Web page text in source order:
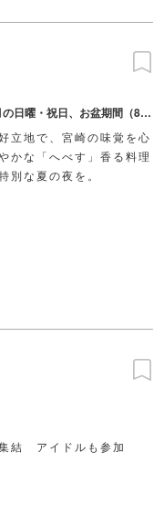
2026/06/01(月) ～ 08/31(月) ※定休日：6月・9月の日曜・祝日、お盆期間（8月13日～8月15日）
立地で、宮崎の味覚を心
かな「へべす」香る料理
別な夏の夜を。
結 アイドルも参加